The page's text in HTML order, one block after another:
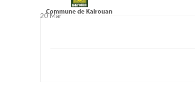
20Mar